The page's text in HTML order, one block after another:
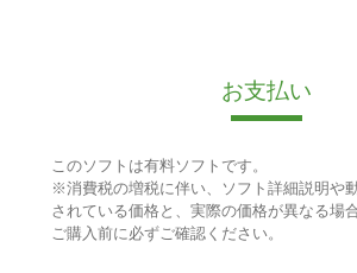
お支払い
このソフトは有料ソフトです。
※消費税の増税に伴い、ソフト詳細説明や
されている価格と、実際の価格が異なる場
ご購入前に必ずご確認ください。